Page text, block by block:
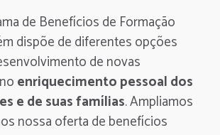
de Benefícios de Formação
dispõe de diferentes opções
de novas
enriquecimento pessoal dos
e de suas famílias. Ampliamos
nossa oferta de benefícios